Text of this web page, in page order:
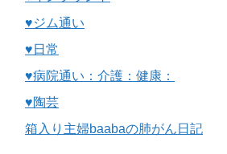
♥ジム通い
♥日常
♥病院通い：介護：健康：
♥陶芸
箱入り主婦baabaの肺がん日記